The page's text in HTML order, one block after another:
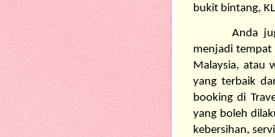
bukit bintang,
Anda
menjadi tempat
Malaysia, atau
yang terbaik
booking di
yang boleh
kebersihan,